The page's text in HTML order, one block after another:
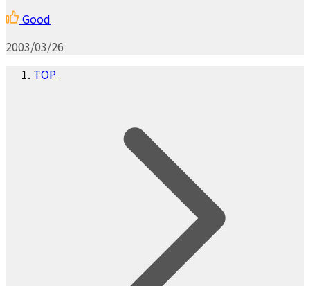
Good
2003/03/26
TOP